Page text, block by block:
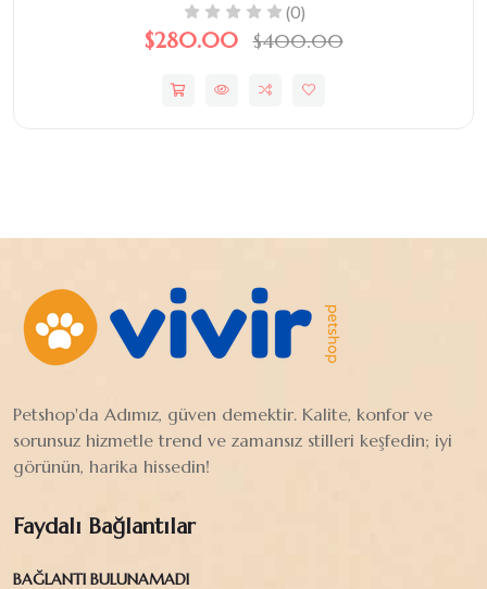
(0)
$280.00 $400.00
Petshop'da Adımız, güven demektir. Kalite, konfor ve
sorunsuz hizmetle trend ve zamansız stilleri keşfedin; iyi
görünün, harika hissedin!
Faydalı Bağlantılar
BAĞLANTI BULUNAMADI